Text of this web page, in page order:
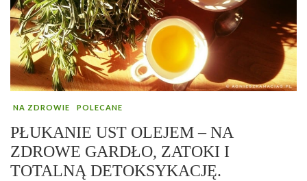
NA ZDROWIE POLECANE
PŁUKANIE UST OLEJEM – NA
ZDROWE GARDŁO, ZATOKI I
TOTALNĄ DETOKSYKACJĘ.